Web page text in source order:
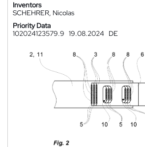
Inventors
SCHEHRER, Nicolas
Priority Data
102024123579.9 19.08.2024 DE